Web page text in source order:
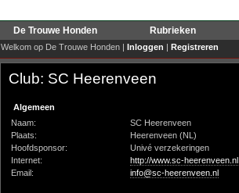
De Trouwe Honden Rubrieken
Welkom op De Trouwe Honden | Inloggen | Registreren
Club: SC Heerenveen
Algemeen
Naam:
SC Heerenveen
Plaats:
Heerenveen (NL)
Hoofdsponsor:
Univé verzekeringen
Internet:
http://www.sc-heerenveen.nl
Email:
info@sc-heerenveen.nl